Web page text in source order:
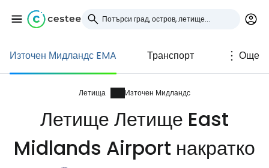
Източен Мидландс EMA Транспорт Още
Летища Източен Мидландс
Летище Летище East
Midlands Airport накратко
Влезте в Cestee
... световната общност на туристите
Продължете с Google